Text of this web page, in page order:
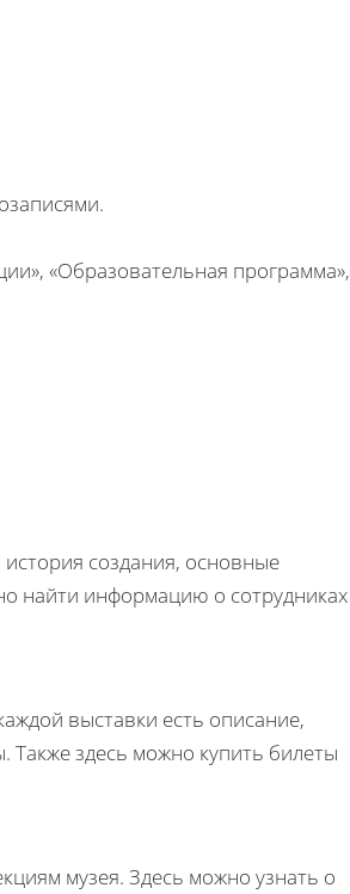
«Образовательная программа»,
создания, основные
найти информацию о сотрудниках
выставки есть описание,
Также здесь можно купить билеты
музея. Здесь можно узнать о